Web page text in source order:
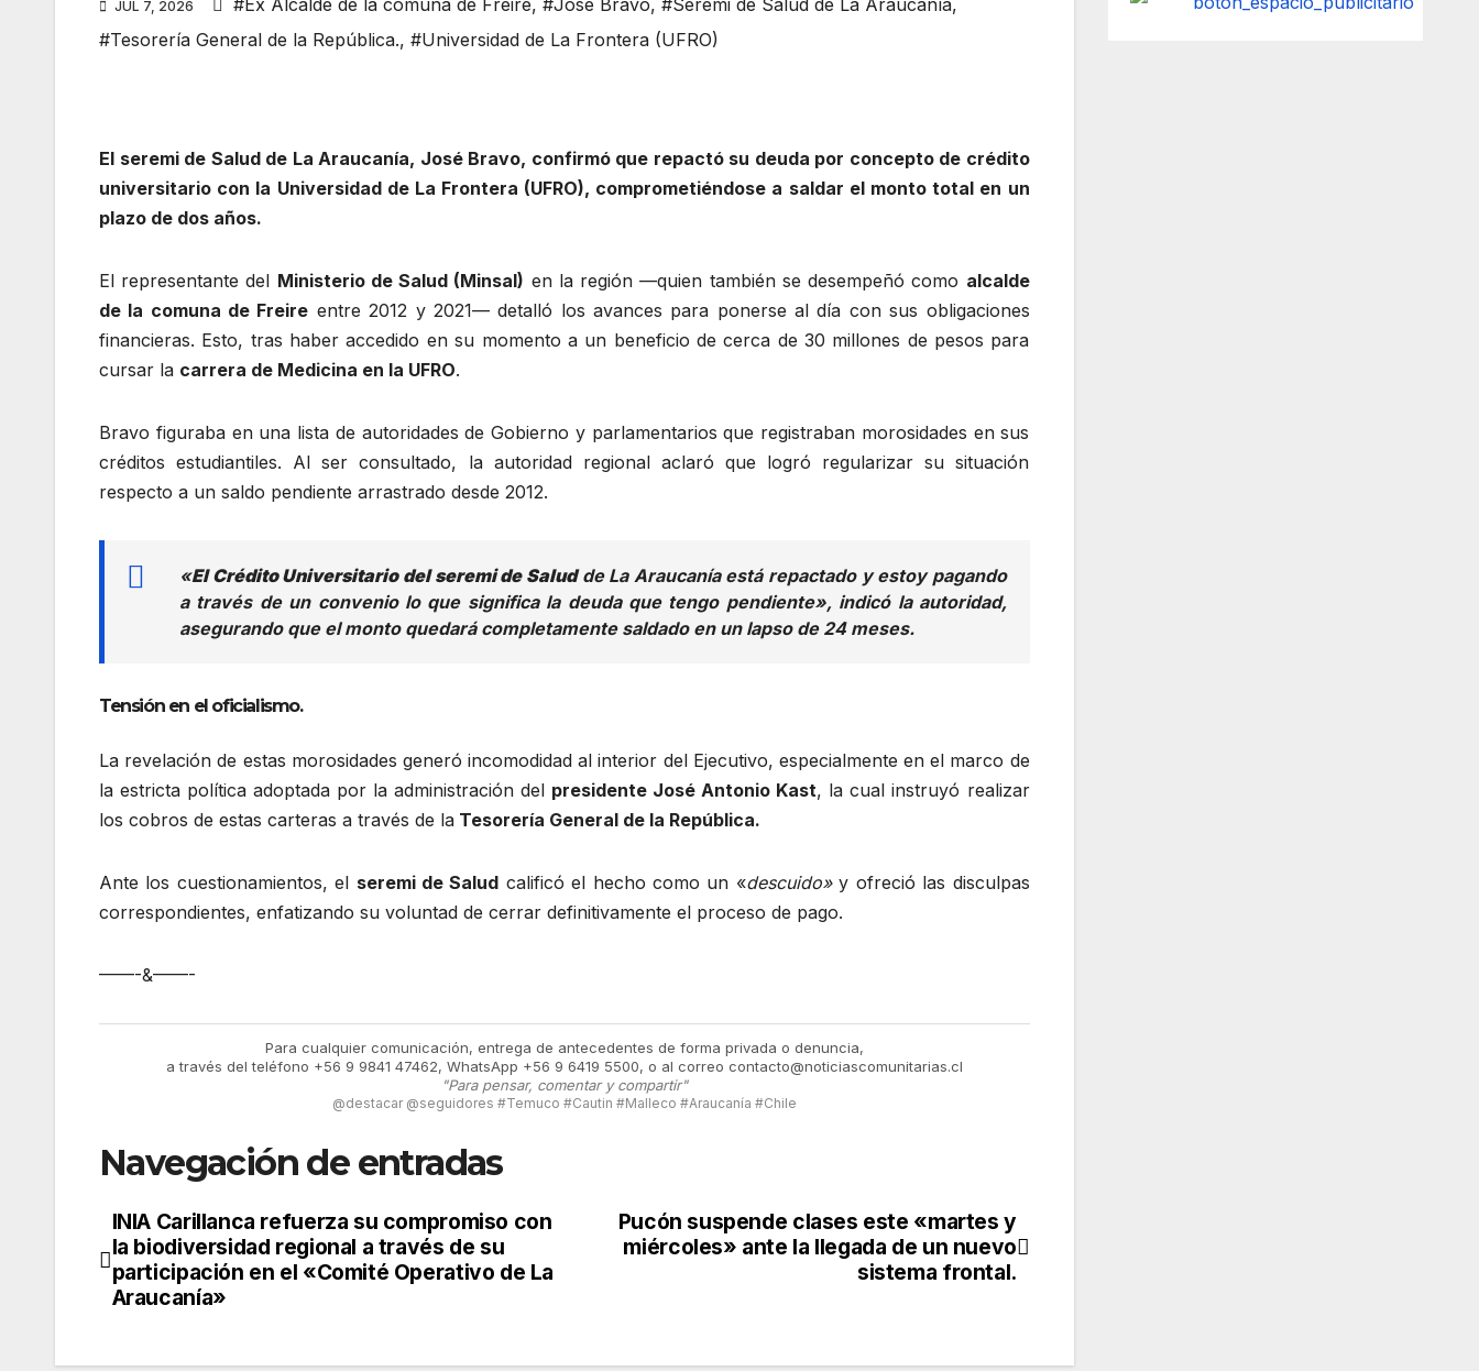
JUL 7, 2026 #Ex Alcalde de la comuna de Freire, #José Bravo, #Seremi de Salud de La Araucanía,
#Tesorería General de la República., #Universidad de La Frontera (UFRO)
El seremi de Salud de La Araucanía, José Bravo, confirmó que repactó su deuda por concepto de crédito
universitario con la Universidad de La Frontera (UFRO), comprometiéndose a saldar el monto total en un
plazo de dos años.
El representante del Ministerio de Salud (Minsal) en la región —quien también se desempeñó como alcalde
de la comuna de Freire entre 2012 y 2021— detalló los avances para ponerse al día con sus obligaciones
financieras. Esto, tras haber accedido en su momento a un beneficio de cerca de 30 millones de pesos para
cursar la carrera de Medicina en la UFRO.
Bravo figuraba en una lista de autoridades de Gobierno y parlamentarios que registraban morosidades en sus
créditos estudiantiles. Al ser consultado, la autoridad regional aclaró que logró regularizar su situación
respecto a un saldo pendiente arrastrado desde 2012.
«El Crédito Universitario del seremi de Saludde La Araucanía está repactado y estoy pagando
a través de un convenio lo que significa la deuda que tengo pendiente», indicó la autoridad,
asegurando que el monto quedará completamente saldado en un lapso de 24 meses.
Tensión en el oficialismo.
La revelación de estas morosidades generó incomodidad al interior del Ejecutivo, especialmente en el marco de
la estricta política adoptada por la administración del presidente José Antonio Kast, la cual instruyó realizar
los cobros de estas carteras a través de la Tesorería General de la República.
Ante los cuestionamientos, el seremi de Salud calificó el hecho como un «descuido»y ofreció las disculpas
correspondientes, enfatizando su voluntad de cerrar definitivamente el proceso de pago.
——-&——-
Para cualquier comunicación, entrega de antecedentes de forma privada o denuncia,
a través del teléfono +56 9 9841 47462, WhatsApp +56 9 6419 5500, o al correo contacto@noticiascomunitarias.cl
"Para pensar, comentar y compartir"
@destacar @seguidores #Temuco #Cautin #Malleco #Araucanía #Chile
Navegación de entradas
Pucón suspende clases este «martes y
miércoles» ante la llegada de un nuevo
sistema frontal.
INIA Carillanca refuerza su compromiso con
la biodiversidad regional a través de su
participación en el «Comité Operativo de La
Araucanía»